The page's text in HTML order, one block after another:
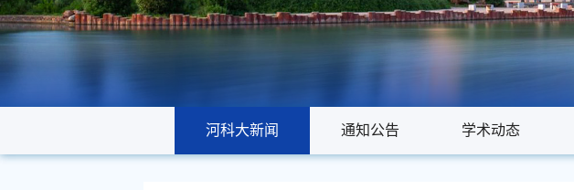
河科大新闻 通知公告 学术动态
河科大新闻 通知公告 学术动态